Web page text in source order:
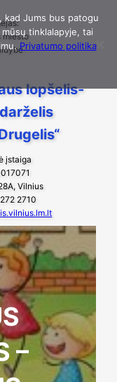
miesto
lopšelis-
darželis
įstaiga
Vilnius
2710
–
kad Jums bus patogu
tinklalapyje, tai
Privatumo politika